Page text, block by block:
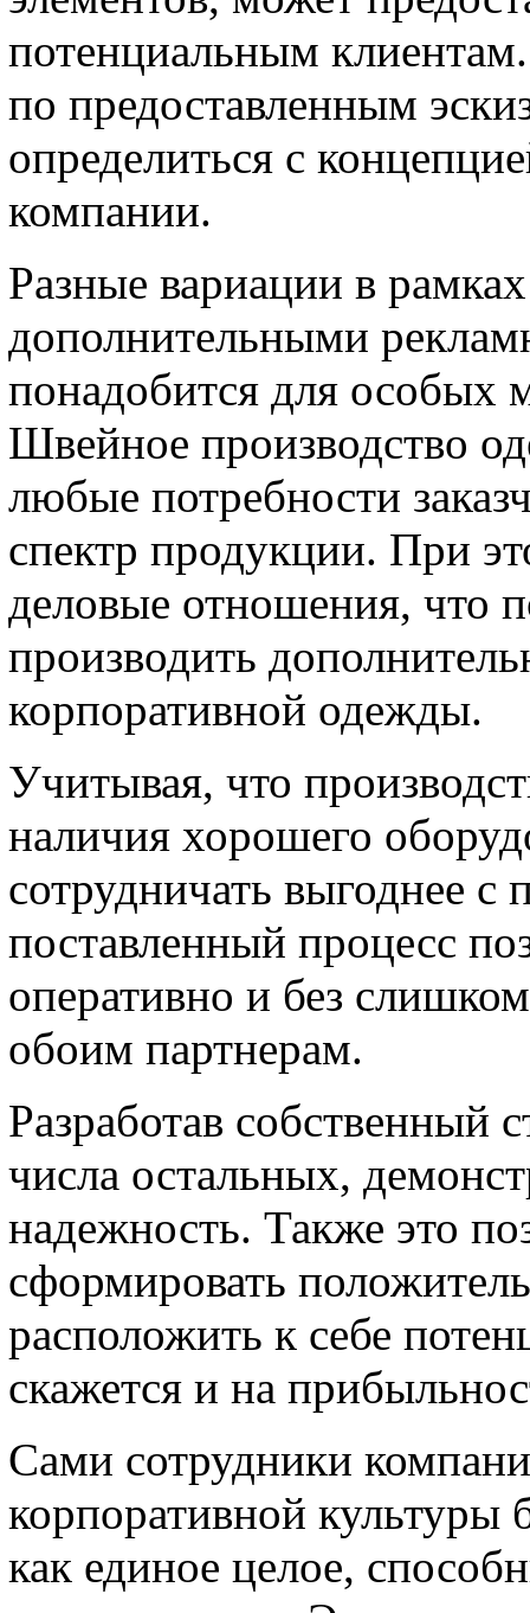
потенциальным
по предоставленным
определиться с
компании.
Разные вариации в
дополнительными
понадобится для особых
Швейное производство
любые потребности
спектр продукции. При
деловые отношения, что
производить
корпоративной одежды.
Учитывая, что
наличия хорошего
сотрудничать выгоднее
поставленный процесс
оперативно и без
обоим партнерам.
Разработав собственный
числа остальных,
надежность. Также это
сформировать
расположить к себе
скажется и на
Сами сотрудники
корпоративной
как единое целое,